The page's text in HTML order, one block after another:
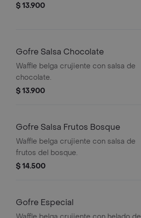
$ 13.900
Gofre Salsa Chocolate
Waffle belga crujiente con salsa de
chocolate.
$ 13.900
Gofre Salsa Frutos Bosque
Waffle belga crujiente con salsa de
frutos del bosque.
$ 14.500
Gofre Especial